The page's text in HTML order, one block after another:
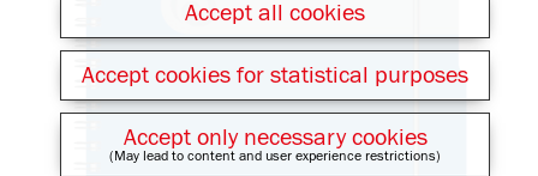
Accept all cookies
Accept cookies for statistical purposes
Accept only necessary cookies
(May lead to content and user experience restrictions)